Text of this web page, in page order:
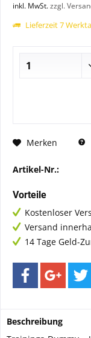
inkl. MwSt.zzgl.
Lieferzeit 7
Merken
Artikel-Nr.:
Vorteile
Kostenloser
Versand
14 Tage Geld-
Beschreibung